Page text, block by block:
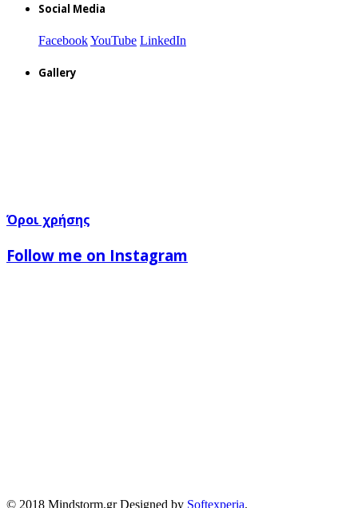
Social Media
FacebookYouTube LinkedIn
Gallery
Όροι χρήσης
Follow me on Instagram
© 2018 Mindstorm.gr Designed by Softexperia.